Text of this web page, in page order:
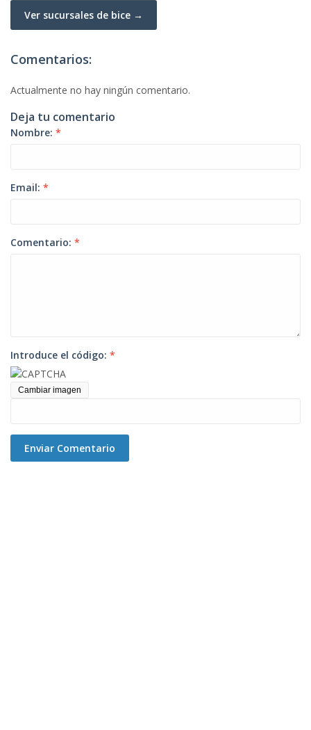
Ver sucursales de bice →
Comentarios:
Actualmente no hay ningún comentario.
Deja tu comentario
Nombre: *
Email: *
Comentario: *
Introduce el código: *
Cambiar imagen
Enviar Comentario